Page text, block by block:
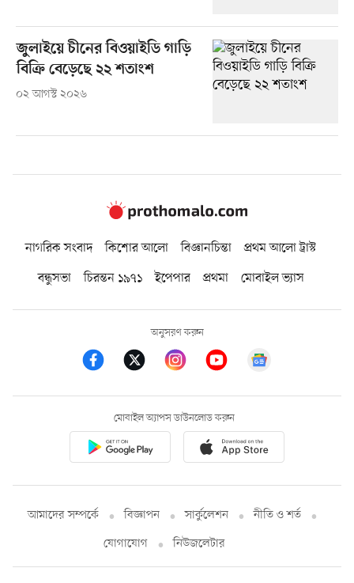
জুলাইয়ে চীনের বিওয়াইডি গাড়ি
বিক্রি বেড়েছে ২২ শতাংশ
০২ আগস্ট ২০২৬
নাগরিক সংবাদ কিশোর আলো বিজ্ঞানচিন্তা
প্রথম আলো ট্রাস্ট
বন্ধুসভা
চিরন্তন ১৯৭১ ইপেপার প্রথমা মোবাইল ভ্যাস
অনুসরণ করুন
মোবাইল অ্যাপস ডাউনলোড করুন
আমাদের সম্পর্কে বিজ্ঞাপন সার্কুলেশন
নীতি ও শর্ত
যোগাযোগ
নিউজলেটার